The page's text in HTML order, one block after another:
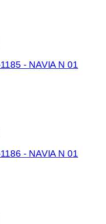
- NAVIA N 01
- NAVIA N 01